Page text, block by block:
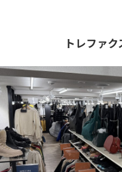
トレファ